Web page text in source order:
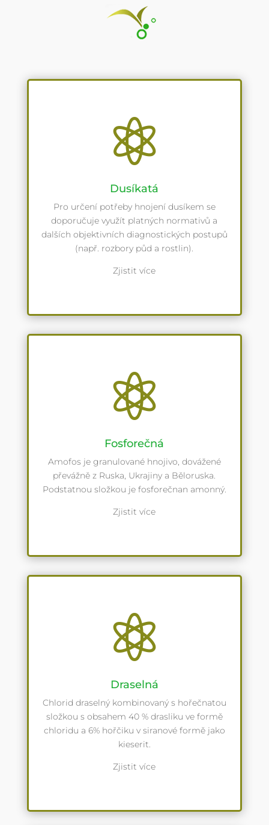

Dusíkatá
Pro určení potřeby hnojení dusíkem se
doporučuje využít platných normativů a
dalších objektivních diagnostických postupů
(např. rozbory půd a rostlin).
Zjistit více

Fosforečná
Amofos je granulované hnojivo, dovážené
převážně z Ruska, Ukrajiny a Běloruska.
Podstatnou složkou je fosforečnan amonný.
Zjistit více

Draselná
Chlorid draselný kombinovaný s hořečnatou
složkou s obsahem 40 % drasliku ve formě
chloridu a 6% hořčiku v siranové formě jako
kieserit.
Zjistit více